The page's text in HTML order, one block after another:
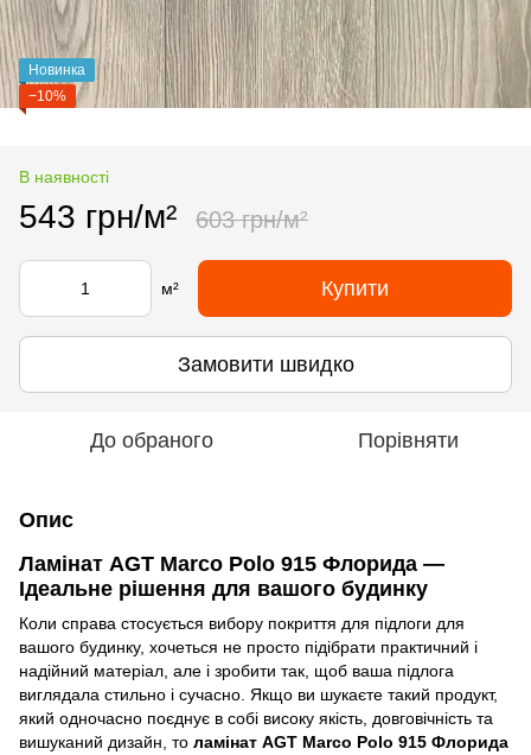
Новинка
−10%
В наявності
543 грн/м² 603 грн/м²
м² Купити
Замовити швидко
До обраного Порівняти
Опис
Ламінат AGT Marco Polo 915 Флорида —
Ідеальне рішення для вашого будинку
Коли справа стосується вибору покриття для підлоги для
вашого будинку, хочеться не просто підібрати практичний і
надійний матеріал, але і зробити так, щоб ваша підлога
виглядала стильно і сучасно. Якщо ви шукаєте такий продукт,
який одночасно поєднує в собі високу якість, довговічність та
вишуканий дизайн, то ламінат AGT Marco Polo 915 Флорида